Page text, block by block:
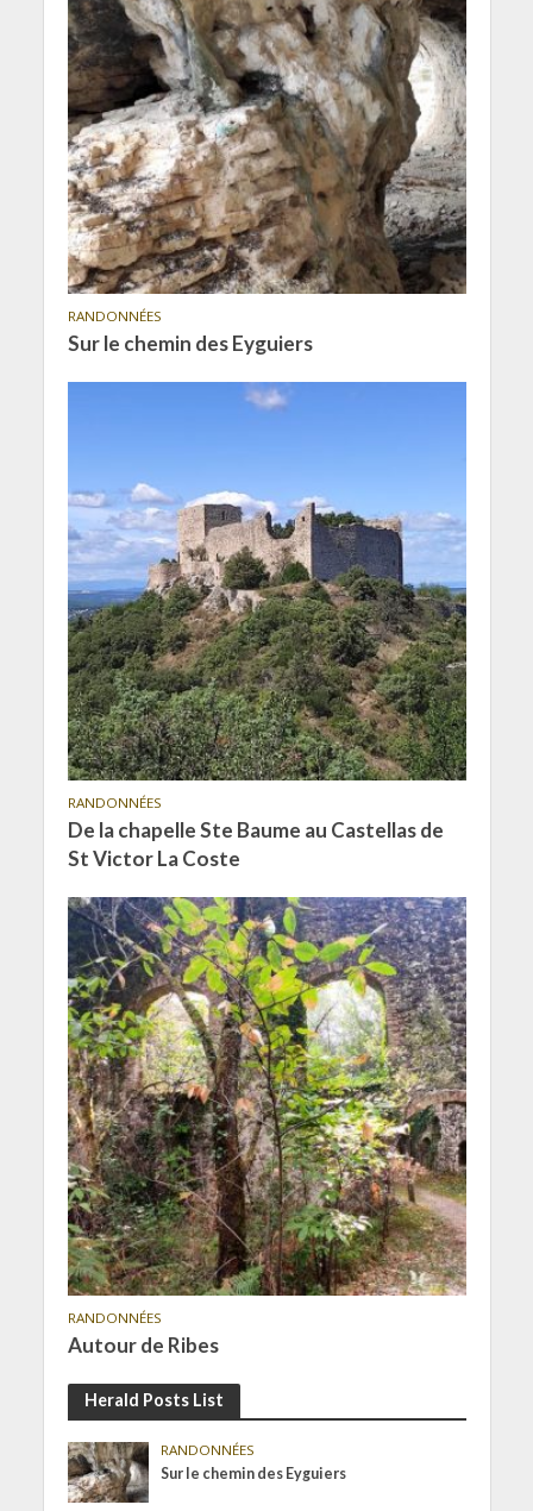
RANDONNÉES
Sur le chemin des Eyguiers
RANDONNÉES
De la chapelle Ste Baume au Castellas de
St Victor La Coste
RANDONNÉES
Autour de Ribes
Herald Posts List
RANDONNÉES
Sur le chemin des Eyguiers